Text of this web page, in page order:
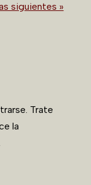
siguientes »
Trate
la